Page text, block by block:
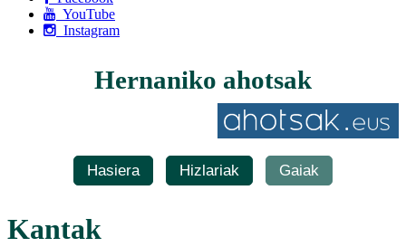
YouTube
Instagram
Hernaniko ahotsak
Hasiera Hizlariak Gaiak
Kantak